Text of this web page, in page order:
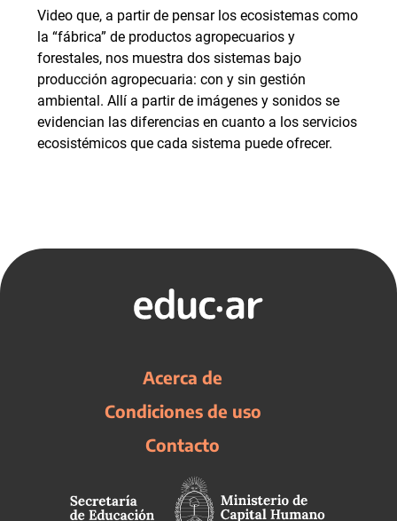
Video que, a partir de pensar los ecosistemas como
la “fábrica” de productos agropecuarios y
forestales, nos muestra dos sistemas bajo
producción agropecuaria: con y sin gestión
ambiental. Allí a partir de imágenes y sonidos se
evidencian las diferencias en cuanto a los servicios
ecosistémicos que cada sistema puede ofrecer.
Acerca de
Condiciones de uso
Contacto